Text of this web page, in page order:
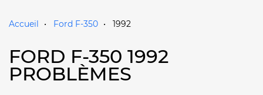
Accueil Ford F-350 1992
FORD F-350 1992
PROBLÈMES